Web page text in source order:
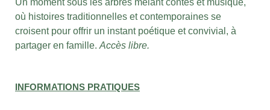
Un moment sous les arbres mêlant contes et musique,
où histoires traditionnelles et contemporaines se
croisent pour offrir un instant poétique et convivial, à
partager en famille. Accès libre.
INFORMATIONS PRATIQUES